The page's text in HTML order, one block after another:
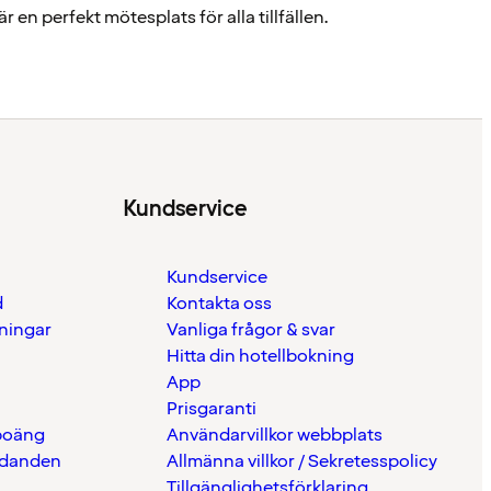
en perfekt mötesplats för alla tillfällen.
Kundservice
Kundservice
Kontakta oss
Vanliga frågor & svar
Hitta din hotellbokning
App
Prisgaranti
Användarvillkor webbplats
Allmänna villkor / Sekretesspolicy